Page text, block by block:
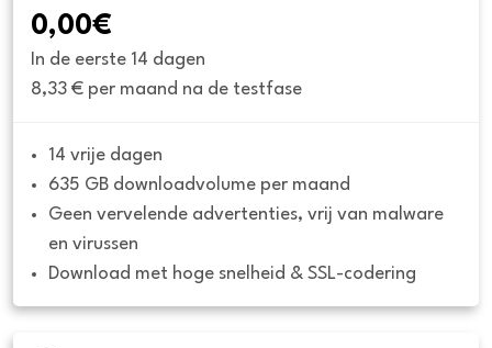
0,00€
In de eerste 14 dagen
8,33 € per maand na de testfase
14 vrije dagen
635 GB downloadvolume per maand
Geen vervelende advertenties, vrij van malware
en virussen
Download met hoge snelheid & SSL-codering